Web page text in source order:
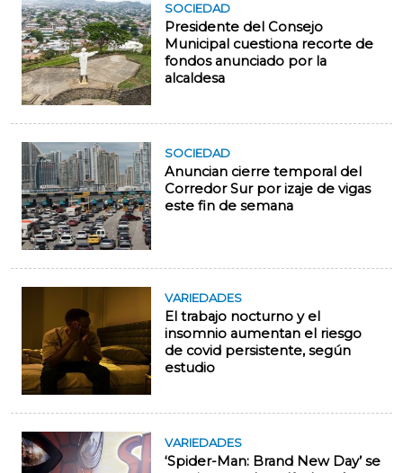
SOCIEDAD
Presidente del Consejo
Municipal cuestiona recorte de
fondos anunciado por la
alcaldesa
SOCIEDAD
Anuncian cierre temporal del
Corredor Sur por izaje de vigas
este fin de semana
VARIEDADES
El trabajo nocturno y el
insomnio aumentan el riesgo
de covid persistente, según
estudio
VARIEDADES
‘Spider-Man: Brand New Day’ se